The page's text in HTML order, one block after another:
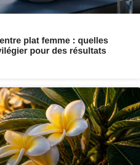
plat femme : quelles
pour des résultats